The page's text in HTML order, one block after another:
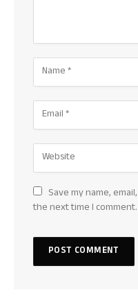
Save my name,
the next time I comment.